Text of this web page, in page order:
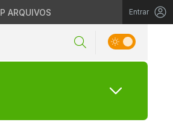
ARQUIVOS Entrar